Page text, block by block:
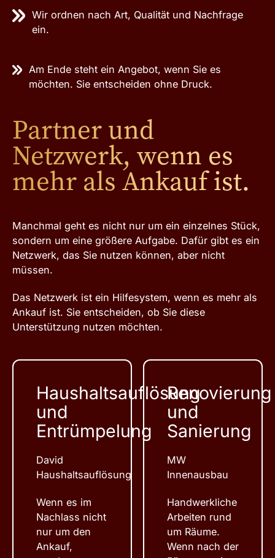
Wir ordnen nach Art, Qualität und Nachfrage
ein.
Am Ende steht ein Angebot, wenn Sie es
möchten. Sie entscheiden ohne Druck.
Partner und
Netzwerk, wenn es
mehr als Ankauf ist.
Manchmal geht es nicht nur um ein einzelnes Stück,
sondern um eine größere Aufgabe. Dafür gibt es ein
Netzwerk, das Sie nutzen können, aber nicht
müssen.
Das Netzwerk ist ein Hilfesystem, wenn es mehr als
Ankauf ist. Sie entscheiden, ob Sie diese
Unterstützung nutzen möchten.
Haushaltsauflösung
und
Entrümpelung
David
Haushaltsauflösung
Wenn es im
Nachlass nicht
nur um den
Ankauf,
Renovierung
und
Sanierung
MW
Innenausbau
Handwerkliche
Arbeiten rund
um Räume.
Wenn nach der